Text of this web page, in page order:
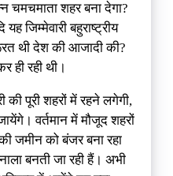
चमचमाता शहर बना देगा?
जिम्मेवारी बहुराष्ट्रीय
थी देश की आजादी की?
ही रही थी।
की पूरी शहरों में रहने लगेगी,
वर्तमान में मौजूद शहरों
जमीन को बंजर बना रहा
बनती जा रही हैं। अभी